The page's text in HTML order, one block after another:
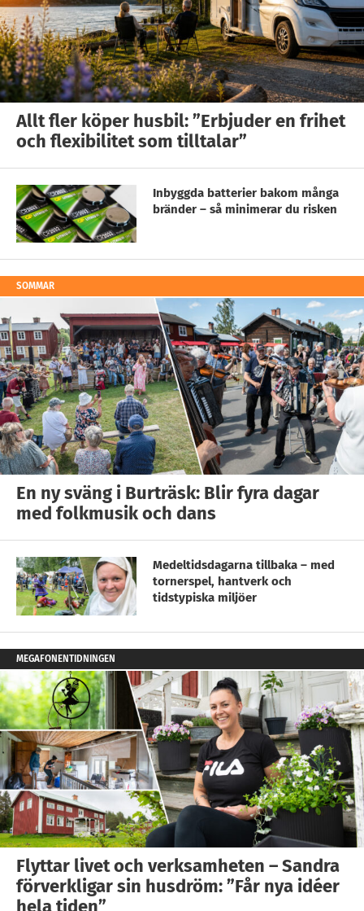
Allt fler köper husbil: ”Erbjuder en frihet
och flexibilitet som tilltalar”
Inbyggda batterier bakom många
bränder – så minimerar du risken
SOMMAR
En ny sväng i Burträsk: Blir fyra dagar
med folkmusik och dans
Medeltidsdagarna tillbaka – med
tornerspel, hantverk och
tidstypiska miljöer
MEGAFONENTIDNINGEN
Flyttar livet och verksamheten – Sandra
förverkligar sin husdröm: ”Får nya idéer